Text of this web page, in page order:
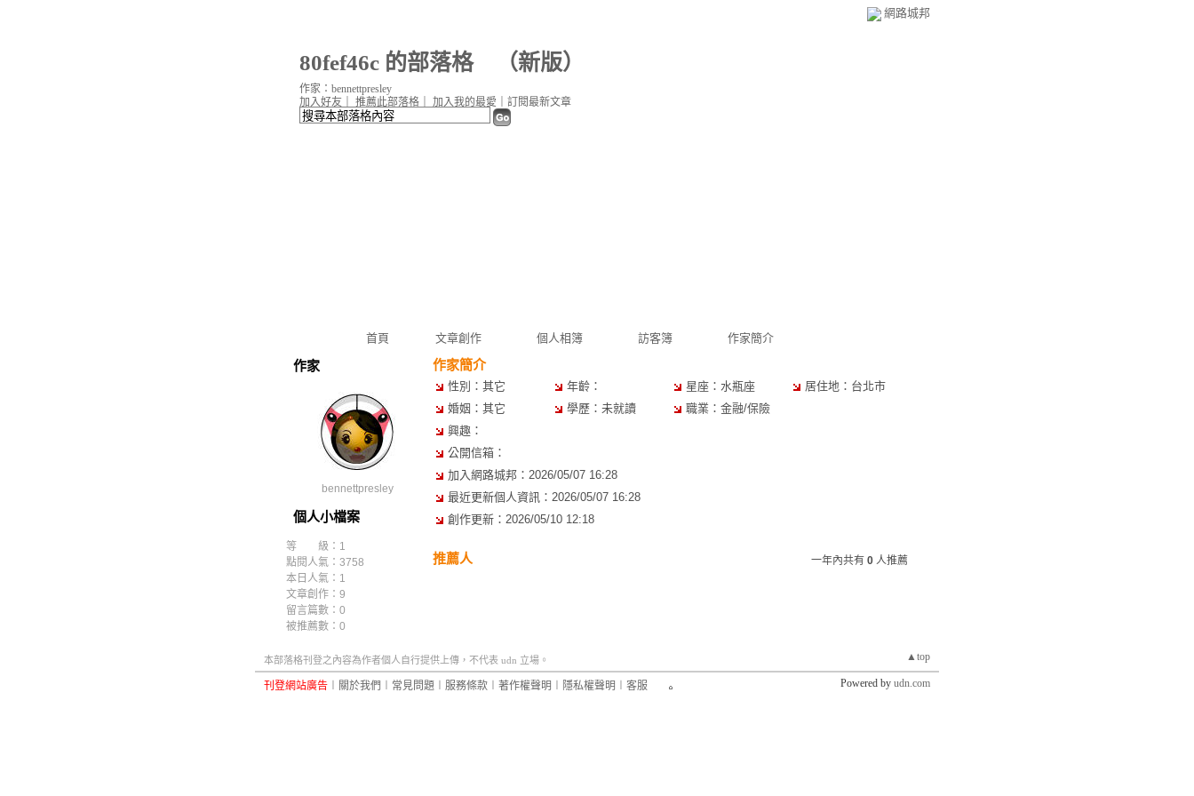
網路城邦
80fef46c 的部落格（新版）
首頁 文章創作 個人相簿 訪客簿 作家簡介
加入好友 推薦此部落格 加入我的最愛 訂閱最新文章
作家：bennettpresley
作家
bennettpresley
個人小檔案
等 級：1
點閱人氣：3758
本日人氣：1
文章創作：9
留言篇數：0
被推薦數： 0
作家簡介
性別：其它 年齡： 星座：水瓶座
居住地：台北市
婚姻：其它
學歷：未就讀
職業：金融/保險
興趣：
公開信箱：
加入網路城邦：2026/05/07 16:28
最近更新個人資訊：2026/05/07 16:28
創作更新：2026/05/10 12:18
推薦人 一年內共有 0 人推薦
▲top
本部落格刊登之內容為作者個人自行提供上傳，不代表 udn 立場。
刊登網站廣告 關於我們 常見問題 服務條款 著作權聲明 隱私權聲明 客服 Powered by udn.com